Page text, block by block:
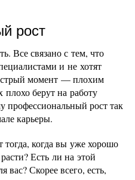
рост
Все связано с тем, что
и не хотят
момент — плохим
плохо берут на работу
профессиональный рост так
карьеры.
когда вы уже хорошо
Есть ли на этой
вас? Скорее всего, есть,